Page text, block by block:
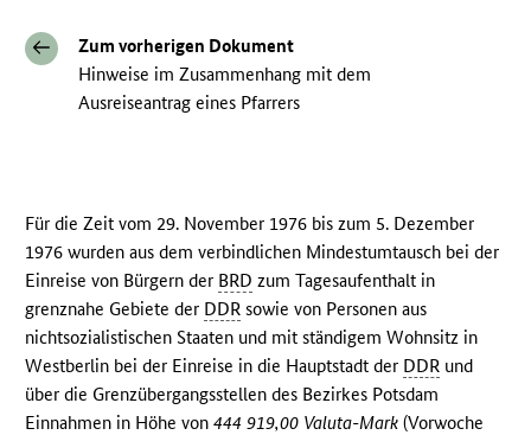
Zum vorherigen Dokument
Hinweise im Zusammenhang mit dem
Ausreiseantrag eines Pfarrers
Für die Zeit vom 29. November 1976 bis zum 5. Dezember
1976 wurden aus dem verbindlichen Mindestumtausch bei der
Einreise von Bürgern der BRD zum Tagesaufenthalt in
grenznahe Gebiete der DDR sowie von Personen aus
nichtsozialistischen Staaten und mit ständigem Wohnsitz in
Westberlin bei der Einreise in die Hauptstadt der DDR und
über die Grenzübergangsstellen des Bezirkes Potsdam
Einnahmen in Höhe von444 919,00 Valuta-Mark (Vorwoche